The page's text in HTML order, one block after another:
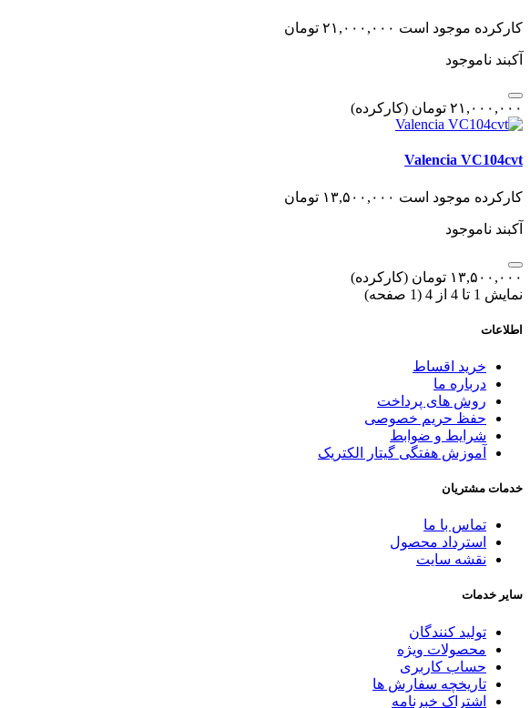
کارکرده موجود است ٢١,٠٠٠,٠٠٠ تومان
آکبند ناموجود
٢١,٠٠٠,٠٠٠ تومان (کارکرده)
Valencia VC104cvt
کارکرده موجود است ١٣,۵٠٠,٠٠٠ تومان
آکبند ناموجود
١٣,۵٠٠,٠٠٠ تومان (کارکرده)
نمایش 1 تا 4 از 4 (1 صفحه)
اطلاعات
خرید اقساط
درباره ما
روش های پرداخت
حفظ حریم خصوصی
شرایط و ضوابط
آموزش هفتگی گیتار الکتریک
خدمات مشتریان
تماس با ما
استرداد محصول
نقشه سایت
سایر خدمات
تولید کنندگان
محصولات ویژه
حساب کاربری
تاریخچه سفارش ها
اشتراک خبرنامه